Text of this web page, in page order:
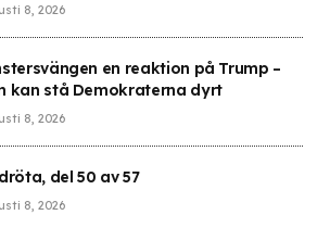
8, 2026
en reaktion på Trump –
kan stå Demokraterna dyrt
8, 2026
del 50 av 57
8, 2026